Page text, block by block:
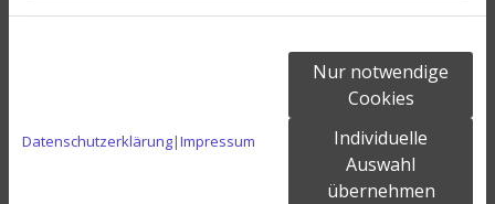
Datenschutzerklärung|Impressum
Nur notwendige
Cookies
Individuelle
Auswahl
übernehmen